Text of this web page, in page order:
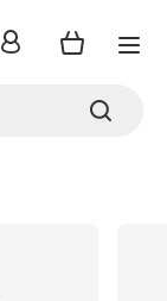
inloggen